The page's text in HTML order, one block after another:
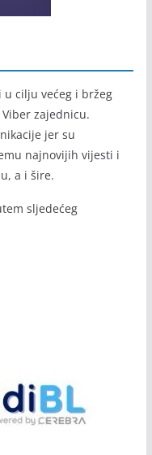
u cilju većeg i bržeg
zajednicu.
jer su
najnovijih vijesti i
a i šire.
sljedećeg